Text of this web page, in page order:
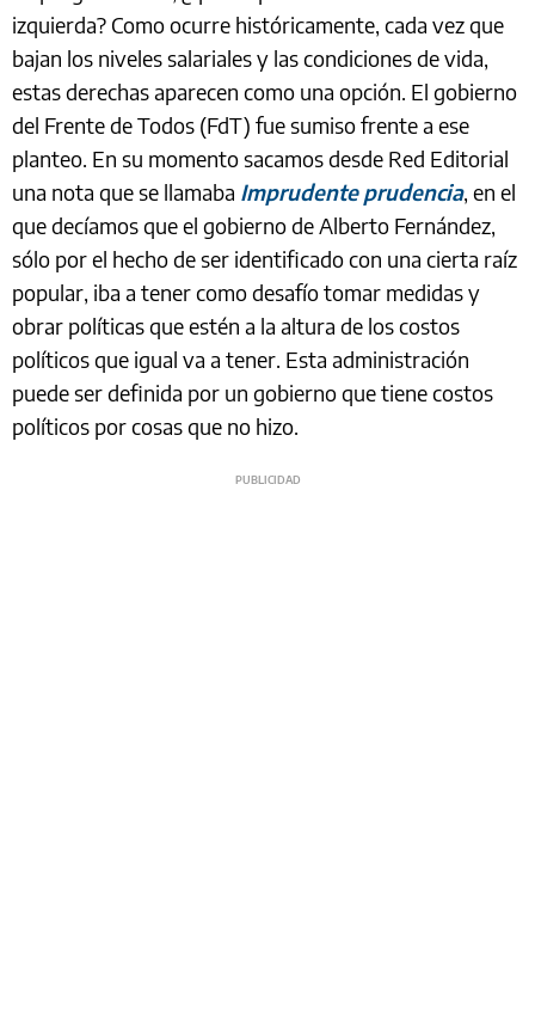
izquierda? Como ocurre históricamente, cada vez que
bajan los niveles salariales y las condiciones de vida,
estas derechas aparecen como una opción. El gobierno
del Frente de Todos (FdT) fue sumiso frente a ese
planteo. En su momento sacamos desde Red Editorial
una nota que se llamaba Imprudente prudencia, en el
que decíamos que el gobierno de Alberto Fernández,
sólo por el hecho de ser identificado con una cierta raíz
popular, iba a tener como desafío tomar medidas y
obrar políticas que estén a la altura de los costos
políticos que igual va a tener. Esta administración
puede ser definida por un gobierno que tiene costos
políticos por cosas que no hizo.